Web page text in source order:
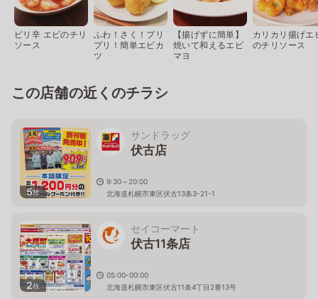
ピリ辛 エビのチリ
ソース
ふわ！さく！プリ
プリ！簡単エビカ
ツ
【揚げずに簡単】
焼いて和えるエビ
マヨ
カリカリ揚げエ
のチリソース
この店舗の近くのチラシ
5枚
サンドラッグ
伏古店
9:30～20:00
北海道札幌市東区伏古13条3-21-1
2枚
セイコーマート
伏古11条店
05:00-00:00
北海道札幌市東区伏古11条4丁目2番13号